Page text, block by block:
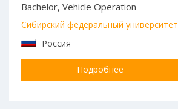
Bachelor, Vehicle Operation
Сибирский федеральный университет
Россия
Подробнее